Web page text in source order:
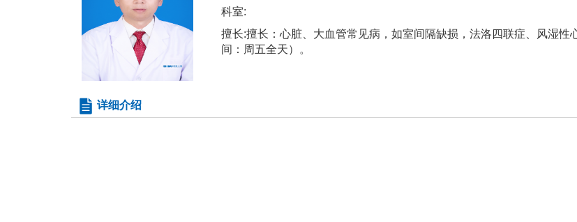
科室:
擅长:擅长：心脏、大血管常见病，如室间隔缺损，法洛四联症、风湿
间：周五全天）。
详细介绍